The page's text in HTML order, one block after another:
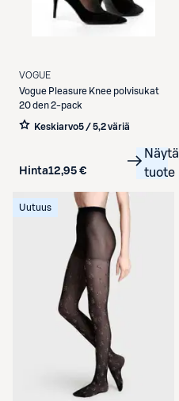
VOGUE
Vogue Pleasure Knee polvisukat
20 den 2-pack
Keskiarvo5 / 5,2 väriä
Hinta12,95 €
Näytä
tuote
Uutuus